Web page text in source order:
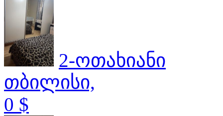
2-ოთახიანი
თბილისი,
0 $